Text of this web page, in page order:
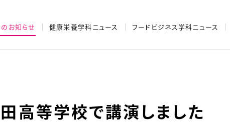
お知らせ 健康栄養学科ニュース フードビジネス学科ニュース
高等学校で講演しました